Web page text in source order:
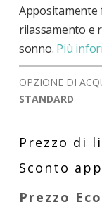
rilassamento e
sonno. Più
OPZIONE DI
STANDARD